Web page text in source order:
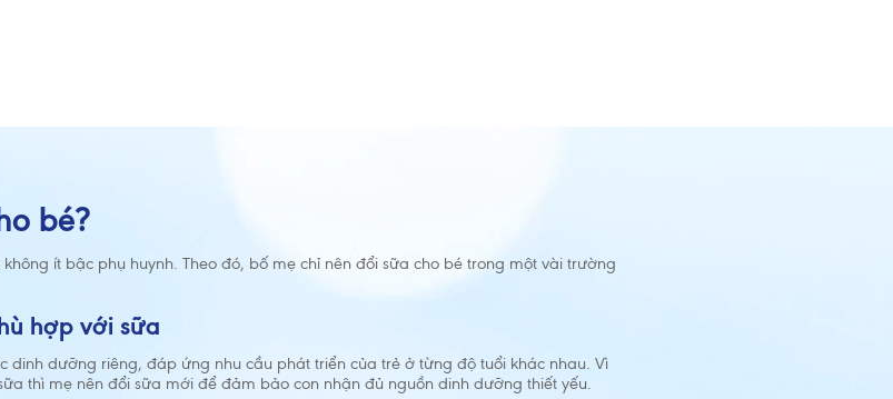
bé?
ít bậc phụ huynh. Theo đó, bố mẹ chỉ nên đổi sữa cho bé trong một vài trường
hợp với sữa
dinh dưỡng riêng, đáp ứng nhu cầu phát triển của trẻ ở từng độ tuổi khác nhau. Vì
thì mẹ nên đổi sữa mới để đảm bảo con nhận đủ nguồn dinh dưỡng thiết yếu.